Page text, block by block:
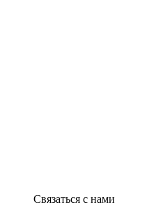
Связаться с нами